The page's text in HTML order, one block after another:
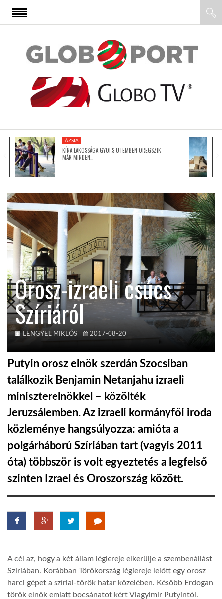
FŐOLDAL
AFRIKA
ÁZSIA
LATIN-AMERIKA
KÖZEL-KELET
AUSZTRÁLIA
A VILÁG ITTHON
HÍR3D
TROPICALMAGAZIN
GLOBOTV
AFRIKA TUDÁSTÁR
A NAP SZÉPE
LINKTR.EE
ÁZSIA
KÍNA LAKOSSÁGA GYORS ÜTEMBEN ÖREGSZIK:
MÁR MINDEN…
Orosz-izraeli csúcs
Szíriáról
LENGYEL MIKLÓS 2017-08-20
Putyin orosz elnök szerdán Szocsiban
találkozik Benjamin Netanjahu izraeli
miniszterelnökkel – közölték
Jeruzsálemben. Az izraeli kormányfői iroda
közleménye hangsúlyozza: amióta a
polgárháború Szíriában tart (vagyis 2011
óta) többször is volt egyeztetés a legfelső
szinten Izrael és Oroszország között.
A cél az, hogy a két állam légiereje elkerülje a szembenállást
Szíriában. Korábban Törökország légiereje lelőtt egy orosz
harci gépet a szíriai-török határ közelében. Később Erdogan
török elnök emiatt bocsánatot kért Vlagyimir Putyintól.